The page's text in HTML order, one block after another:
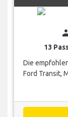
13
Die
Ford Transit,